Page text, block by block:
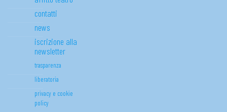
contatti
news
iscrizione alla
newsletter
trasparenza
liberatoria
privacy e cookie
policy